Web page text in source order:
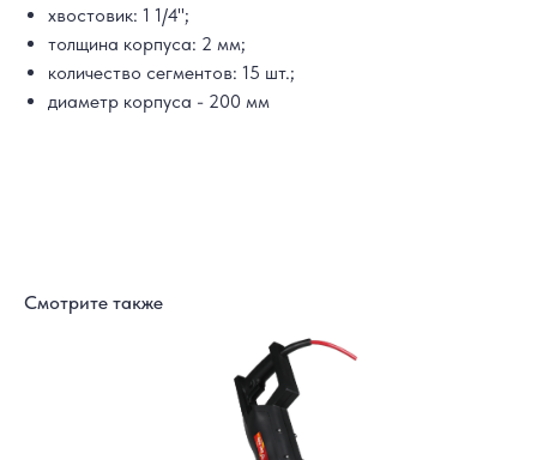
хвостовик: 1 1/4'';
толщина корпуса: 2 мм;
количество сегментов: 15 шт.;
диаметр корпуса - 200 мм
Смотрите также